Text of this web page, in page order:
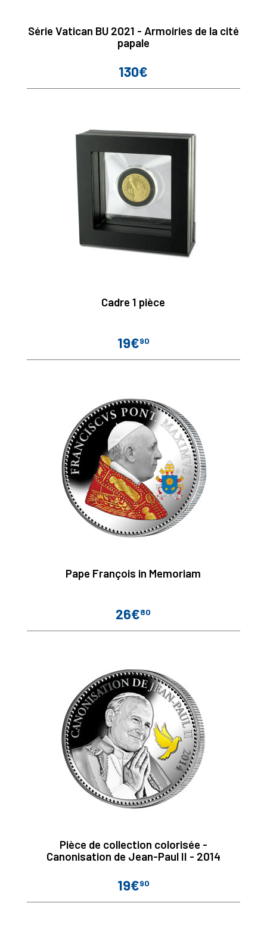
Série Vatican BU 2021 - Armoiries de la cité
papale
Prix
130€
Cadre 1 pièce
Prix
19€90
Pape François in Memoriam
Prix
26€80
Pièce de collection colorisée -
Canonisation de Jean-Paul II - 2014
Prix
19€90